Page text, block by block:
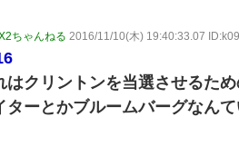
ちゃんねる 2016/11/10(木) 19:40:33.07
はクリントンを当選させるた
ターとかブルームバーグなん